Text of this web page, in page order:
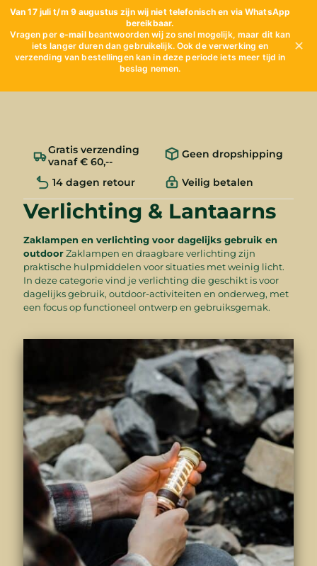
Van 17 juli t/m 9 augustus zijn wij niet telefonisch en via WhatsApp
bereikbaar.
Vragen per e-mailbeantwoorden wij zo snel mogelijk, maar dit kan
iets langer duren dan gebruikelijk. Ook de verwerking en
verzending van bestellingen kan in deze periode iets meer tijd in
beslag nemen.
✕
Gratis verzending
vanaf € 60,--
Geen dropshipping
14 dagen retour Veilig betalen
Verlichting & Lantaarns
Zaklampen en verlichting voor dagelijks gebruik en
outdoorZaklampen en draagbare verlichting zijn
praktische hulpmiddelen voor situaties met weinig licht.
In deze categorie vind je verlichting die geschikt is voor
dagelijks gebruik, outdoor-activiteiten en onderweg, met
een focus op functioneel ontwerp en gebruiksgemak.